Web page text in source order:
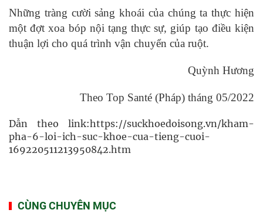
Những tràng cười sảng khoái của chúng ta thực hiện
một đợt xoa bóp nội tạng thực sự, giúp tạo điều kiện
thuận lợi cho quá trình vận chuyển của ruột.
Quỳnh Hương
Theo Top Santé (Pháp) tháng 05/2022
Dẫn theo link:https://suckhoedoisong.vn/kham-
pha-6-loi-ich-suc-khoe-cua-tieng-cuoi-
169220511213950842.htm
CÙNG CHUYÊN MỤC